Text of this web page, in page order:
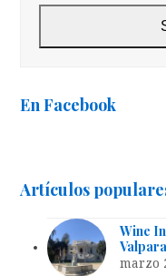
En Facebook
Artículos
Wine
marzo